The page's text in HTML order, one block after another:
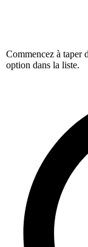
Commencez à taper
option dans la liste.